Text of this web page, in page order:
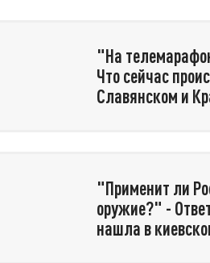
"На
Что сейчас
Славянском и
"Применит ли
оружие?" -
нашла в